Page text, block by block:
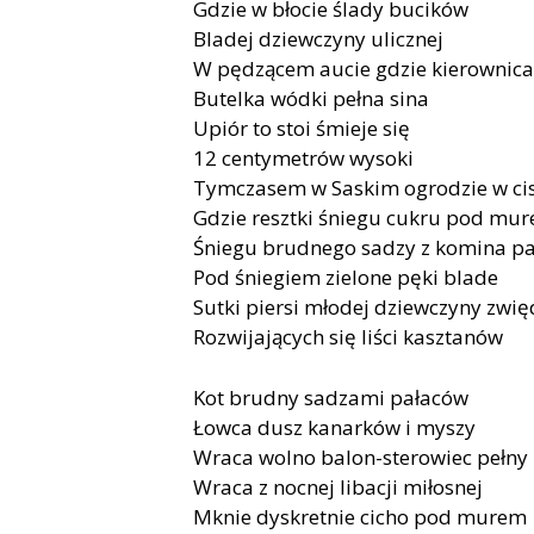
Gdzie w błocie ślady bucików
Bladej dziewczyny ulicznej
W pędzącem aucie gdzie kierownica
Butelka wódki pełna sina
Upiór to stoi śmieje się
12 centymetrów wysoki
Tymczasem w Saskim ogrodzie w
Gdzie resztki śniegu cukru pod
Śniegu brudnego sadzy z komina
Pod śniegiem zielone pęki blade
Sutki piersi młodej dziewczyny
Rozwijających się liści kasztanów
Kot brudny sadzami pałaców
Łowca dusz kanarków i myszy
Wraca wolno balon-sterowiec pełny
Wraca z nocnej libacji miłosnej
Mknie dyskretnie cicho pod murem